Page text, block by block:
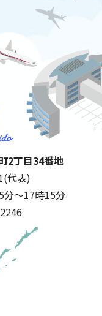
2丁目34番地
代表)
分～17時15分